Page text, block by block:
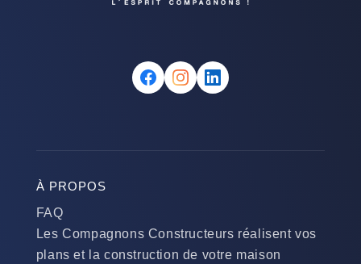
À PROPOS
FAQ
Les Compagnons Constructeurs réalisent vos
plans et la construction de votre maison